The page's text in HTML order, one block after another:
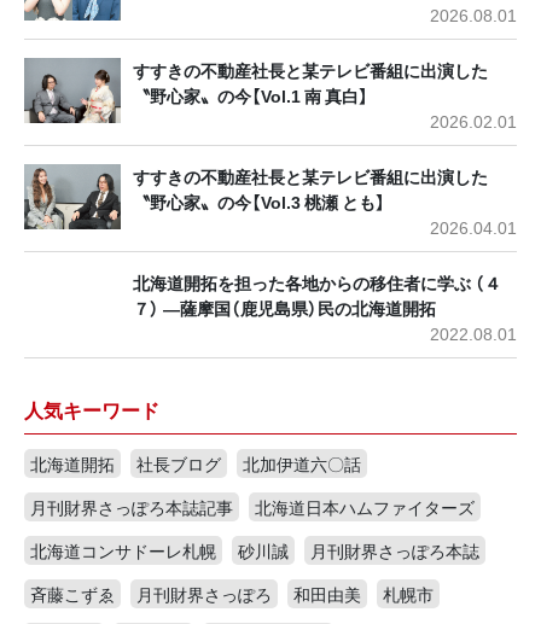
2026.08.01
すすきの不動産社長と某テレビ番組に出演した
〝野心家〟の今【Vol.1 南 真白】
2026.02.01
すすきの不動産社長と某テレビ番組に出演した
〝野心家〟の今【Vol.3 桃瀬 とも】
2026.04.01
北海道開拓を担った各地からの移住者に学ぶ （４
７） ―薩摩国（鹿児島県）民の北海道開拓
2022.08.01
人気キーワード
北海道開拓 社長ブログ
北加伊道六〇話
月刊財界さっぽろ本誌記事
北海道日本ハムファイターズ
北海道コンサドーレ札幌
砂川誠
月刊財界さっぽろ本誌
斉藤こずゑ
月刊財界さっぽろ 和田由美
札幌市